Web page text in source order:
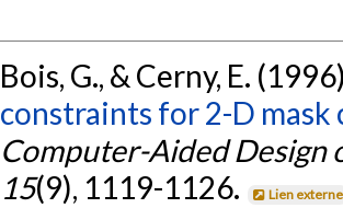
Bois, G., & Cerny, E.
constraints for 2-D mask
Computer-Aided Design
15(9), 1119-1126. Lien externe